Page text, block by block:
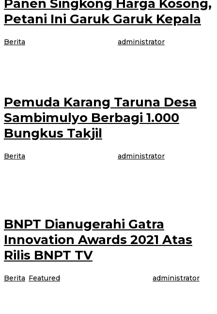
Panen Singkong Harga Kosong,
Petani Ini Garuk Garuk Kepala
Berita administrator
Pemuda Karang Taruna Desa
Sambimulyo Berbagi 1.000
Bungkus Takjil
Berita administrator
BNPT Dianugerahi Gatra
Innovation Awards 2021 Atas
Rilis BNPT TV
Berita Featured administrator